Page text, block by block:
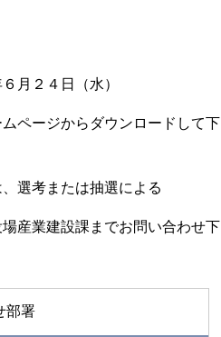
２４日（水）
ージからダウンロードして下
選考または抽選による
産業建設課までお問い合わせ下
部署